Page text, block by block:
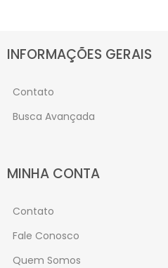
INFORMAÇÕES GERAIS
Contato
Busca Avançada
MINHA CONTA
Contato
Fale Conosco
Quem Somos